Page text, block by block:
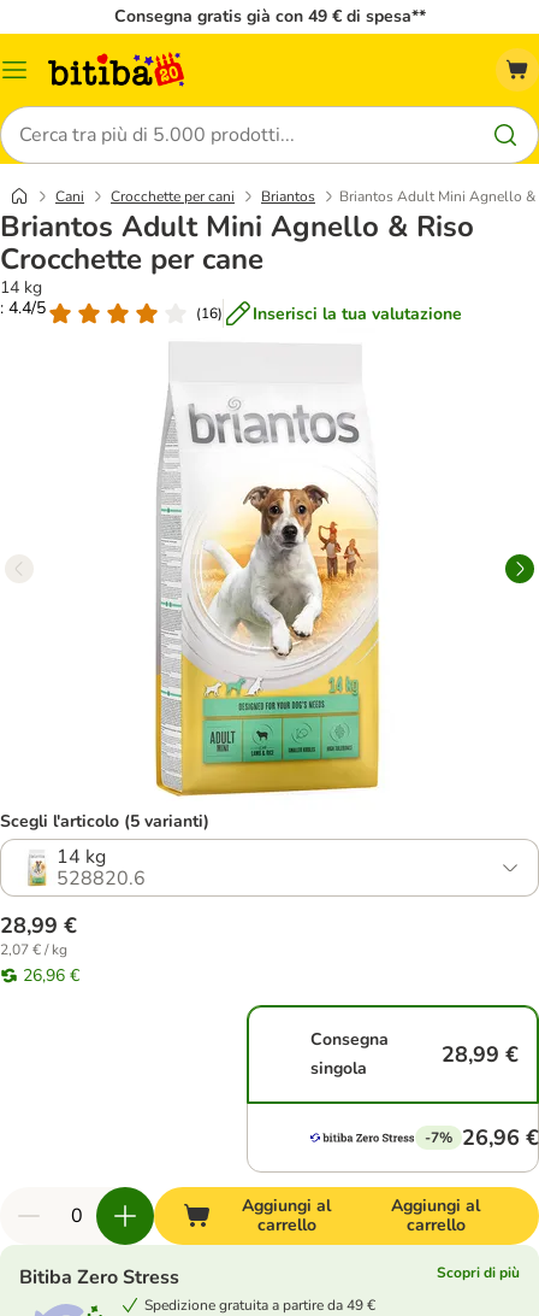
Consegna gratis già con 49 € di spesa**
Overview
Cerca
Cani Crocchette per cani Briantos Briantos Adult Mini Agnello &
Briantos Adult Mini Agnello & Riso
Crocchette per cane
14 kg
: 4.4/5
(16) Inserisci la tua valutazione
Scegli l'articolo (5 varianti)
14 kg
528820.6
28,99 €
2,07 € / kg
26,96 €
Consegna
singola
28,99 €
-7% 26,96 €
Aggiungi al
carrello
Aggiungi al
carrello
Bitiba Zero Stress
Scopri di più
Spedizione gratuita a partire da 49 €